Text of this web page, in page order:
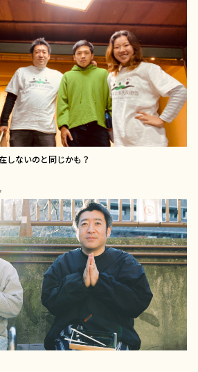
しないのと同じかも？